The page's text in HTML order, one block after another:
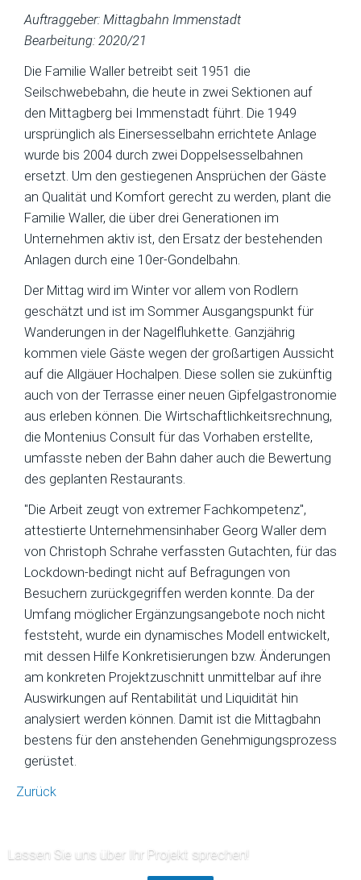
Auftraggeber: Mittagbahn Immenstadt
Bearbeitung: 2020/21
Die Familie Waller betreibt seit 1951 die
Seilschwebebahn, die heute in zwei Sektionen auf
den Mittagberg bei Immenstadt führt. Die 1949
ursprünglich als Einersesselbahn errichtete Anlage
wurde bis 2004 durch zwei Doppelsesselbahnen
ersetzt. Um den gestiegenen Ansprüchen der Gäste
an Qualität und Komfort gerecht zu werden, plant die
Familie Waller, die über drei Generationen im
Unternehmen aktiv ist, den Ersatz der bestehenden
Anlagen durch eine 10er-Gondelbahn.
Der Mittag wird im Winter vor allem von Rodlern
geschätzt und ist im Sommer Ausgangspunkt für
Wanderungen in der Nagelfluhkette. Ganzjährig
kommen viele Gäste wegen der großartigen Aussicht
auf die Allgäuer Hochalpen. Diese sollen sie zukünftig
auch von der Terrasse einer neuen Gipfelgastronomie
aus erleben können. Die Wirtschaftlichkeitsrechnung,
die Montenius Consult für das Vorhaben erstellte,
umfasste neben der Bahn daher auch die Bewertung
des geplanten Restaurants.
"Die Arbeit zeugt von extremer Fachkompetenz",
attestierte Unternehmensinhaber Georg Waller dem
von Christoph Schrahe verfassten Gutachten, für das
Lockdown-bedingt nicht auf Befragungen von
Besuchern zurückgegriffen werden konnte. Da der
Umfang möglicher Ergänzungsangebote noch nicht
feststeht, wurde ein dynamisches Modell entwickelt,
mit dessen Hilfe Konkretisierungen bzw. Änderungen
am konkreten Projektzuschnitt unmittelbar auf ihre
Auswirkungen auf Rentabilität und Liquidität hin
analysiert werden können. Damit ist die Mittagbahn
bestens für den anstehenden Genehmigungsprozess
gerüstet.
Zurück
Lassen Sie uns über Ihr Projekt sprechen!